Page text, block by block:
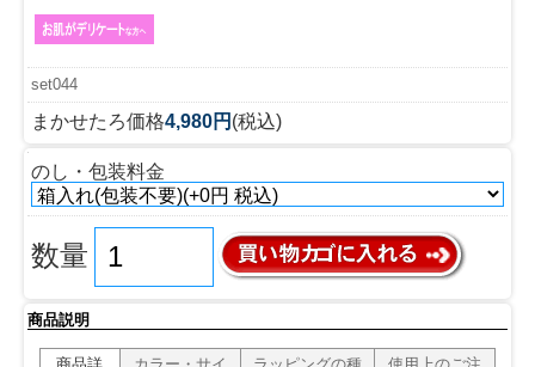
set044
まかせたろ価格4,980円 (税込)
のし・包装料金
数量
商品説明